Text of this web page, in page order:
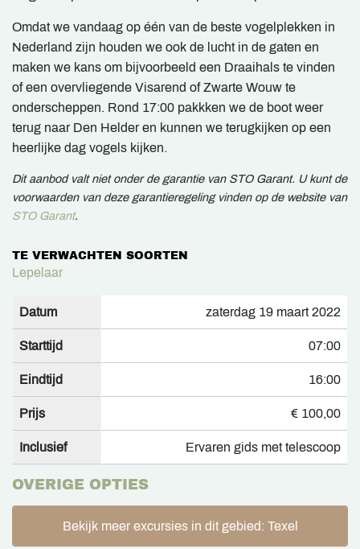
Omdat we vandaag op één van de beste vogelplekken in
Nederland zijn houden we ook de lucht in de gaten en
maken we kans om bijvoorbeeld een Draaihals te vinden
of een overvliegende Visarend of Zwarte Wouw te
onderscheppen. Rond 17:00 pakkken we de boot weer
terug naar Den Helder en kunnen we terugkijken op een
heerlijke dag vogels kijken.
Dit aanbod valt niet onder de garantie van STO Garant. U kunt de
voorwaarden van deze garantieregeling vinden op de website van
STO Garant.
TE VERWACHTEN SOORTEN
Lepelaar
Datum zaterdag 19 maart 2022
Starttijd 07:00
Eindtijd 16:00
Prijs € 100,00
Inclusief Ervaren gids met telescoop
OVERIGE OPTIES
Bekijk meer excursies in dit gebied: Texel